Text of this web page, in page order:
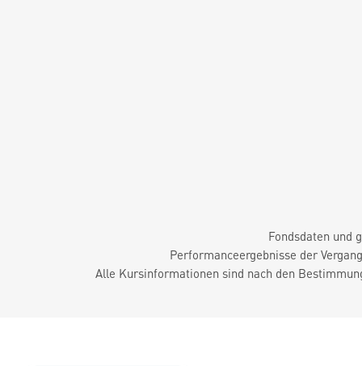
Fondsdaten und
Performanceergebnisse der
Alle Kursinformationen sind nach den